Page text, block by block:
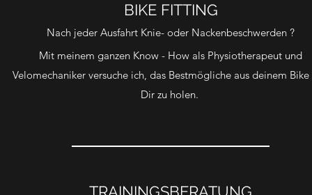
BIKE FITTING
Nach jeder Ausfahrt Knie- oder Nackenbeschwerden ?
Mit meinem ganzen Know - How als Physiotherapeut und
Velomechaniker versuche ich, das Bestmögliche aus deinem Bike
Dir zu holen.